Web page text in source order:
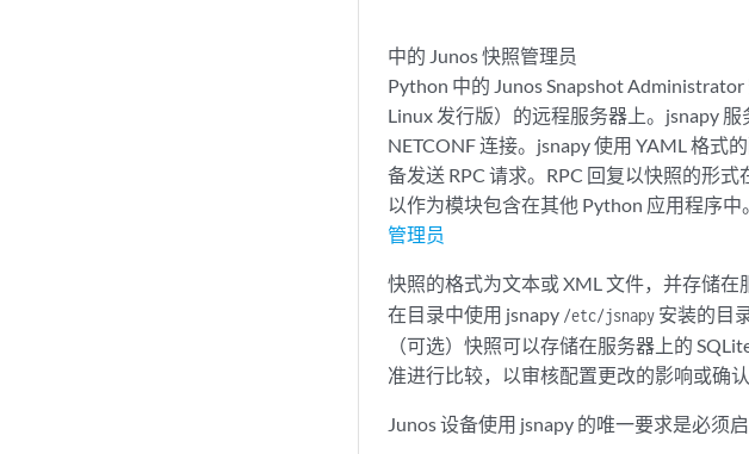
中的 Junos 快照管理员
Python 中的 Junos Snapshot
Linux 发行版）的远程服务器上。jsnapy 服
NETCONF 连接。jsnapy 使用 YAML 格式
备发送 RPC 请求。RPC 回复以快照的形
以作为模块包含在其他 Python 应用程序中
管理员
快照的格式为文本或 XML 文件，并存储在
在目录中使用 jsnapy /etc/jsnapy 安装的目
（可选）快照可以存储在服务器上的
准进行比较，以审核配置更改的影响或确
Junos 设备使用 jsnapy 的唯一要求是必须启